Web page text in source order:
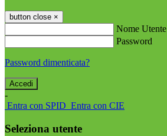
button close ×
Nome Utente
Password
Password dimenticata?
-
Entra con SPID Entra con CIE
Seleziona utente